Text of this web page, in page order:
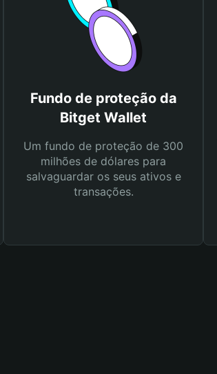
Fundo de proteção da
Bitget Wallet
Um fundo de proteção de 300
milhões de dólares para
salvaguardar os seus ativos e
transações.